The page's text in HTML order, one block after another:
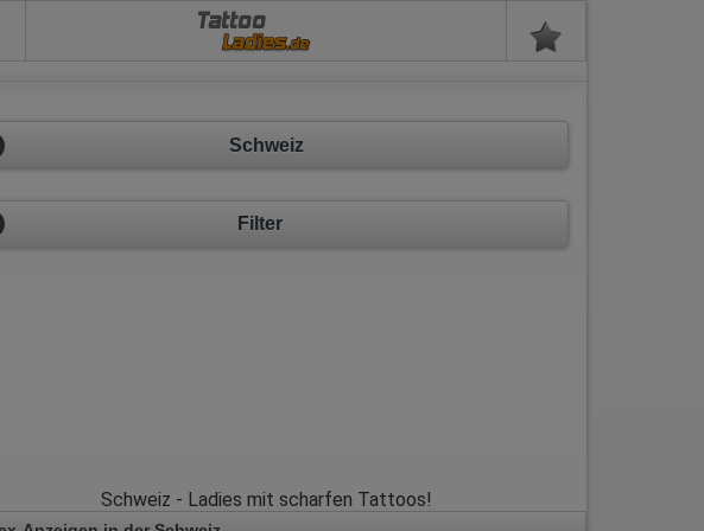
Tattoo
Schweiz
Filter
Schweiz - Ladies mit scharfen Tattoos!